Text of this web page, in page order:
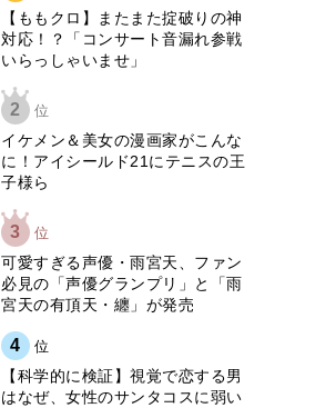
【ももクロ】またまた掟破りの神
対応！？「コンサート音漏れ参戦
いらっしゃいませ」
2 位
イケメン＆美女の漫画家がこんな
に！アイシールド21にテニスの王
子様ら
3 位
可愛すぎる声優・雨宮天、ファン
必見の「声優グランプリ」と「雨
宮天の有頂天・纏」が発売
4 位
【科学的に検証】視覚で恋する男
はなぜ、女性のサンタコスに弱い